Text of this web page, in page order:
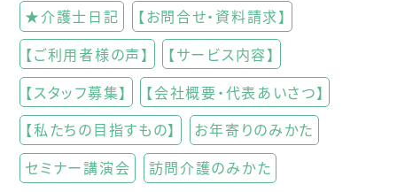
★介護士日記
【お問合せ・資料請求】
【ご利用者様の声】
【サービス内容】
【スタッフ募集】
【会社概要・代表あいさつ】
【私たちの目指すもの】
お年寄りのみかた
セミナー講演会
訪問介護のみかた